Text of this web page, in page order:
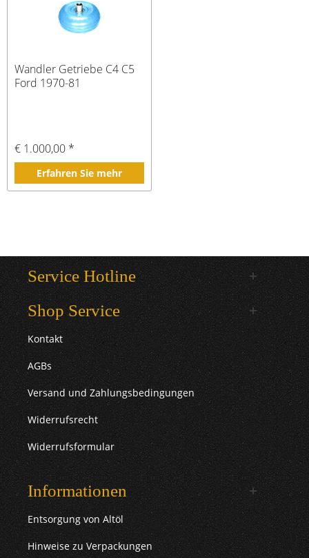
Wandler Getriebe C4 C5
Ford 1970-81
€ 1.000,00 *
Erfahren Sie mehr
Service Hotline
Shop Service
Kontakt
AGBs
Versand und Zahlungsbedingungen
Widerrufsrecht
Widerrufsformular
Informationen
Entsorgung von Altöl
Hinweise zu Verpackungen